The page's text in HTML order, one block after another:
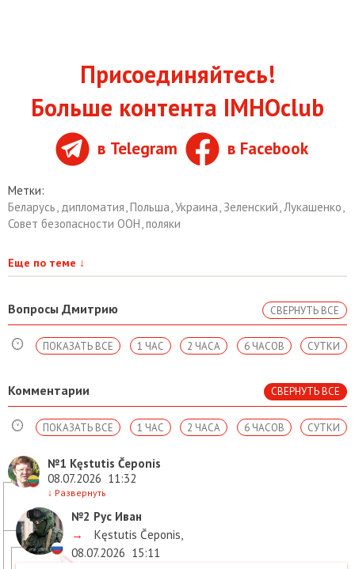
Присоединяйтесь!
Больше контента IMHOclub
в Telegram в Facebook
Метки:
Беларусь дипломатия Польша Украина Зеленский Лукашенко
Совет безопасности ООН поляки
Еще по теме ↓
Вопросы Дмитрию СВЕРНУТЬ ВСЕ
СУТКИ
6 ЧАСОВ
2 ЧАСА
1 ЧАС
ПОКАЗАТЬ ВСЕ
Комментарии СВЕРНУТЬ ВСЕ
СУТКИ
6 ЧАСОВ
2 ЧАСА
1 ЧАС
ПОКАЗАТЬ ВСЕ
№1 Kęstutis Čeponis
08.07.2026 11:32
↓ Развернуть
№2 Рус Иван
→
Kęstutis Čeponis
08.07.2026 15:11